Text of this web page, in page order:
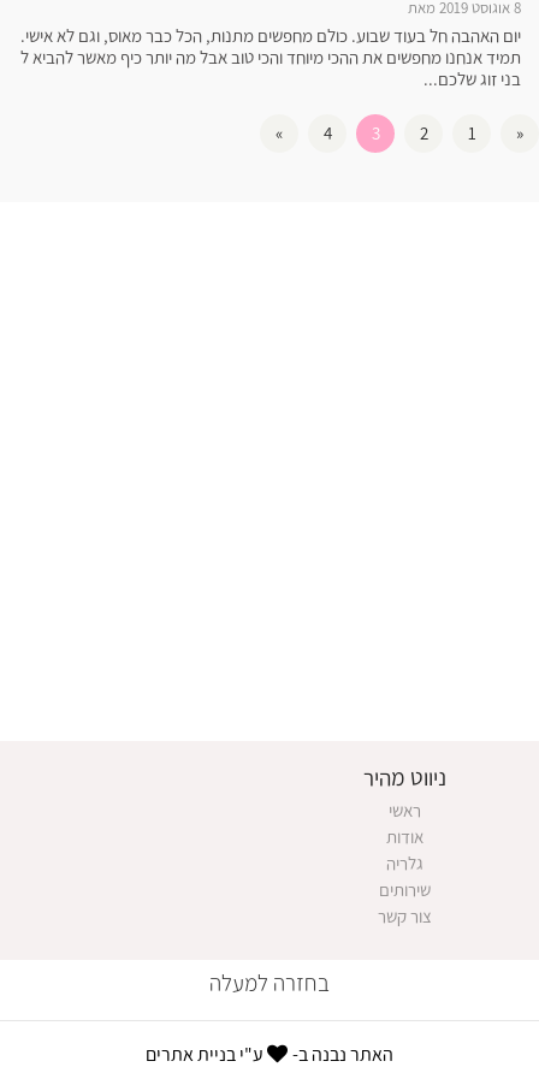
8 אוגוסט 2019 מאת
יום האהבה חל בעוד שבוע. כולם מחפשים מתנות, הכל כבר מאוס, וגם לא אישי.
תמיד אנחנו מחפשים את ההכי מיוחד והכי טוב אבל מה יותר כיף מאשר להביא ל
בני זוג שלכם...
«
1
2
3
4
»
ניווט מהיר
ראשי
אודות
גלריה
שירותים
צור קשר
בחזרה למעלה
האתר נבנה ב- ע"י בניית אתרים